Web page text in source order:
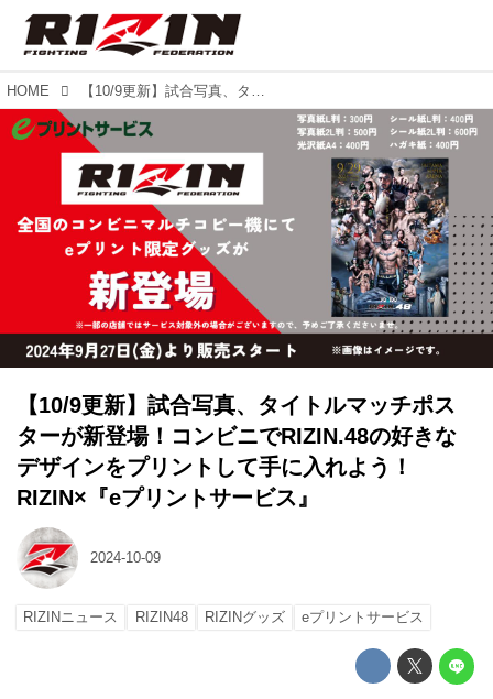
HOME 【10/9更新】試合写真、タイトルマッチポスターが新登場！コンビニでRIZIN.48の好きなデザインをプリントして手に入れよう！RIZIN×『eプリントサービス』
【10/9更新】試合写真、タイトルマッチポス
ターが新登場！コンビニでRIZIN.48の好きな
デザインをプリントして手に入れよう！
RIZIN×『eプリントサービス』
2024-10-09
RIZINニュース RIZIN48 RIZINグッズ eプリントサービス